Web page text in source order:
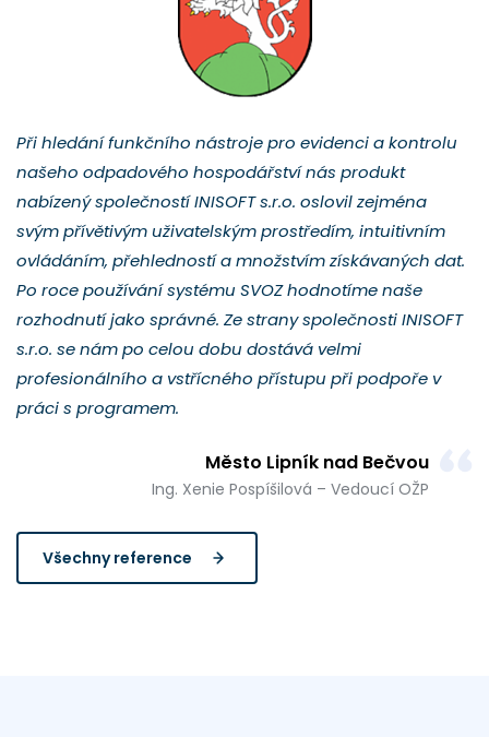
Při hledání funkčního nástroje pro evidenci a kontrolu
našeho odpadového hospodářství nás produkt
nabízený společností INISOFT s.r.o. oslovil zejména
svým přívětivým uživatelským prostředím, intuitivním
ovládáním, přehledností a množstvím získávaných dat.
Po roce používání systému SVOZ hodnotíme naše
rozhodnutí jako správné. Ze strany společnosti INISOFT
s.r.o. se nám po celou dobu dostává velmi
profesionálního a vstřícného přístupu při podpoře v
práci s programem.
Město Lipník nad Bečvou
Ing. Xenie Pospíšilová – Vedoucí OŽP
Všechny reference